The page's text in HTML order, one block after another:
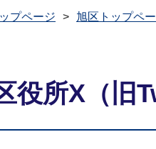
プページ 旭区トップペ
役所X（旧